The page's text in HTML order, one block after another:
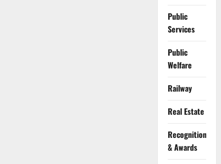
Public
Services
Public
Welfare
Railway
Real Estate
Recognition
& Awards